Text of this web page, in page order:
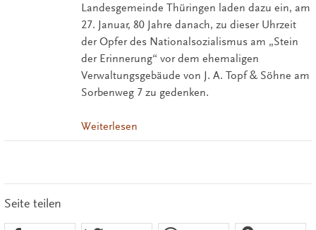
Landesgemeinde Thüringen laden dazu ein, am
27. Januar, 80 Jahre danach, zu dieser Uhrzeit
der Opfer des Nationalsozialismus am „Stein
der Erinnerung“ vor dem ehemaligen
Verwaltungsgebäude von J. A. Topf & Söhne am
Sorbenweg 7 zu gedenken.
Weiterlesen
Seite teilen